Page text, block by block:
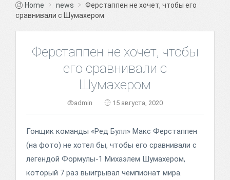
Home news
Ферстаппен не хочет, чтобы его
сравнивали с Шумахером
Ферстаппен не хочет, чтобы
его сравнивали с
Шумахером
admin 15 августа, 2020
Гонщик команды «Ред Булл» Макс Ферстаппен
(на фото) не хотел бы, чтобы его сравнивали с
легендой Формулы-1 Михаэлем Шумахером,
который 7 раз выигрывал чемпионат мира.